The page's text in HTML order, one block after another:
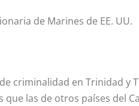
de Marines de EE. UU.
criminalidad en Trinidad y
las de otros países del